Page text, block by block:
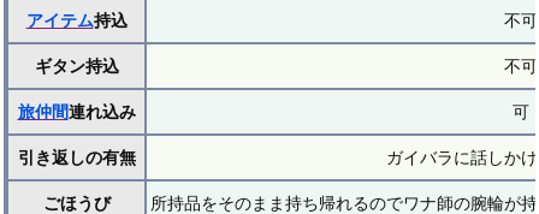
アイテム持込 不可
ギタン持込 不可
旅仲間連れ込み 可
引き返しの有無 ガイバラに話しか
ごほうび 所持品をそのまま持ち帰れるのでワナ師の腕輪が